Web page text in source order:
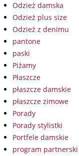
Odzież damska
Odzież plus size
Odzież z denimu
pantone
paski
Piżamy
Płaszcze
płaszcze damskie
płaszcze zimowe
Porady
Porady stylistki
Portfele damskie
program partnerski